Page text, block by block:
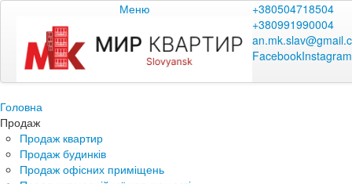
Меню
+380504718504
+380991990004
FacebookInstagram
Головна
Продаж
Продаж квартир
Продаж будинків
Продаж офісних приміщень